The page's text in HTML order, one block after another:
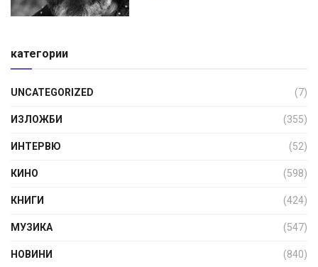
категории
UNCATEGORIZED (7)
ИЗЛОЖБИ (355)
ИНТЕРВЮ (52)
КИНО (598)
КНИГИ (424)
МУЗИКА (547)
НОВИНИ (840)